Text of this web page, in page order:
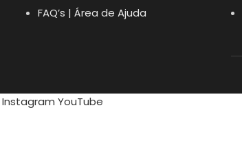
FAQ’s | Área de Ajuda
Instagram YouTube